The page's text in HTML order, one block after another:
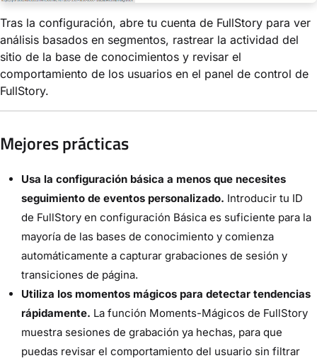
Tras la configuración, abre tu cuenta de FullStory para ver
análisis basados en segmentos, rastrear la actividad del
sitio de la base de conocimientos y revisar el
comportamiento de los usuarios en el panel de control de
FullStory.
Mejores prácticas
Usa la configuración básica a menos que necesites
seguimiento de eventos personalizado. Introducir tu ID
de FullStory en configuración Básica es suficiente para la
mayoría de las bases de conocimiento y comienza
automáticamente a capturar grabaciones de sesión y
transiciones de página.
Utiliza los momentos mágicos para detectar tendencias
rápidamente. La función Moments-Mágicos de FullStory
muestra sesiones de grabación ya hechas, para que
puedas revisar el comportamiento del usuario sin filtrar